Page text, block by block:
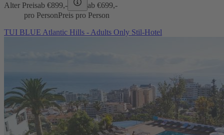
Alter Preisab €899,- ab €699,-
pro PersonPreis pro Person
TUI BLUE Atlantic Hills - Adults Only Stil-Hotel